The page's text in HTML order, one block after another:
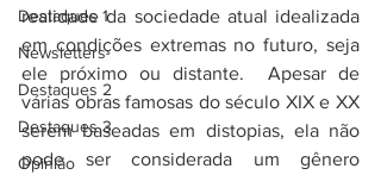
Destaques 1
Newsletters
Destaques 2
Destaques 3
Opinião
realidade da sociedade atual idealizada
em condições extremas no futuro, seja
ele próximo ou distante.  Apesar de
várias obras famosas do século XIX e XX
serem baseadas em distopias, ela não
pode ser considerada um gênero